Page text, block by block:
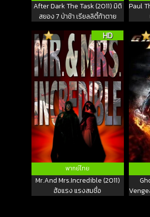
After Dark The Task (2011) มิติ
สยอง 7 ป่าช้า เรียลลิตี้ท้าตาย
Paul
HD
พากย์ไทย
Mr.And Mrs.Incredible (2011)
ฮ้อแรง แรงสมชื่อ